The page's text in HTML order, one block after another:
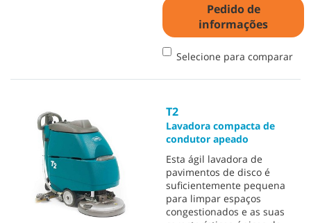
Pedido de
informações
Selecione para comparar
T2
Lavadora compacta de
condutor apeado
Esta ágil lavadora de
pavimentos de disco é
suficientemente pequena
para limpar espaços
congestionados e as suas